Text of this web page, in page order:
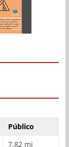
Público
7,82 mi